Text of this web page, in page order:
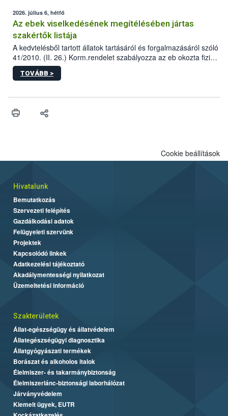
2026. július 6, hétfő
Az ebek viselkedésének megítélésében jártas
szakértők listája
A kedvtelésből tartott állatok tartásáról és forgalmazásáról szóló
41/2010. (II. 26.) Korm.rendelet szabályozza az eb okozta fizikai
sérülés, illetve ennek veszélye keletkezésekor felmerülő
hatósági feladatokat, valamint a veszélyes eb tartását és annak
vonni az ebek viselkedésének megítélésében jártas szakértőt.
TOVÁBB >
Cookie beállítások
Hivatalunk
Bemutatkozás
Szervezeti felépítés
Gazdálkodási adatok
Felügyeleti szervünk
Projektek
Kapcsolódó linkek
Adatkezelési tájékoztató
Akadálymentességi nyilatkozat
Üzemeltetési információ
Szakterületek
Állat-egészségügy és állatvédelem
Állategészségügyi diagnosztika
Állatgyógyászati termékek
Borászat és alkoholos italok
Élelmiszer- és takarmánybiztonság
Élelmiszerlánc-biztonsági laborhálózat
Járványvédelem
Kiemelt ügyek, EUTR